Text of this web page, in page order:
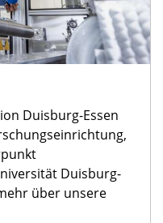
Duisburg-Essen
Duisburg-
über unsere